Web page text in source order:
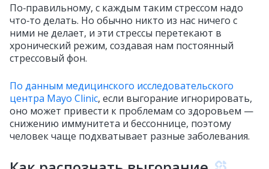
По‑правильному, с каждым таким стрессом надо
что‑то делать. Но обычно никто из нас ничего с
ними не делает, и эти стрессы перетекают в
хронический режим, создавая нам постоянный
стрессовый фон.
По данным медицинского исследовательского
центра Mayo Clinic, если выгорание игнорировать,
оно может привести к проблемам со здоровьем —
снижению иммунитета и бессоннице, поэтому
человек чаще подхватывает разные заболевания.